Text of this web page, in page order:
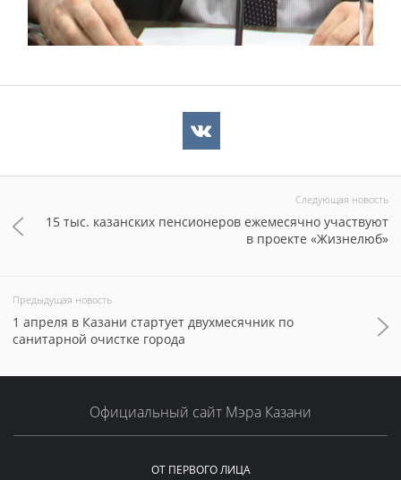
Следующая новость
15 тыс. казанских пенсионеров ежемесячно участвуют
в проекте «Жизнелюб»
Предыдущая новость
1 апреля в Казани стартует двухмесячник по
санитарной очистке города
Официальный сайт Мэра Казани
ОТ ПЕРВОГО ЛИЦА